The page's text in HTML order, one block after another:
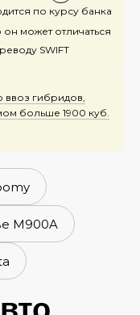
по курсу банка
он может отличаться
SWIFT
ввоз гибридов,
больше 1900 куб.
M900A